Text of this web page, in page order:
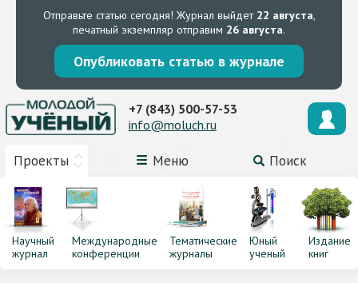
Отправьте статью сегодня! Журнал выйдет 22 августа,
печатный экземпляр отправим 26 августа.
Опубликовать статью в журнале
Проекты Меню Поиск
+7 (843) 500-57-53
info@moluch.ru
Научный
журнал
Международные
конференции
Тематические
журналы
Юный
ученый
Издание
книг